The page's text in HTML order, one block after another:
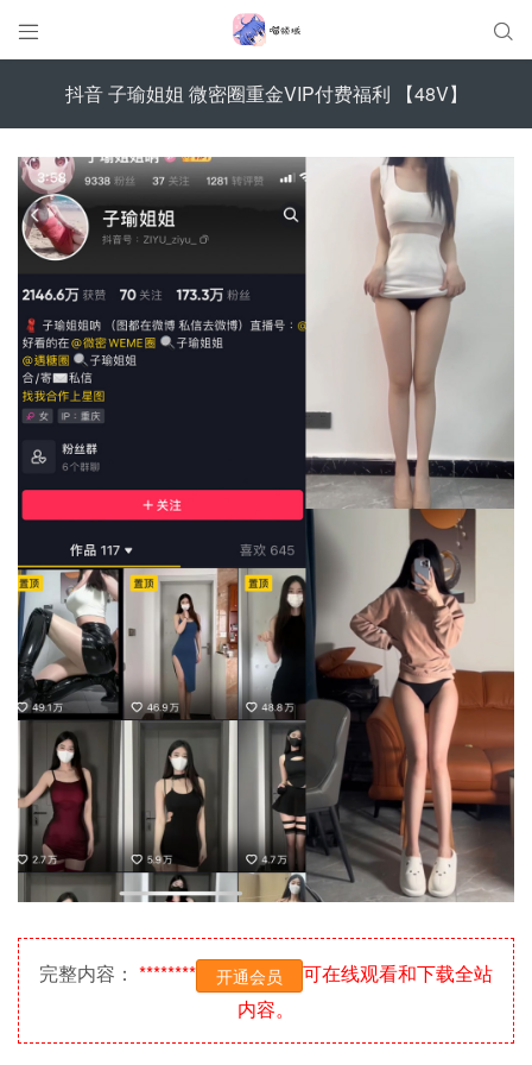
 
抖音 子瑜姐姐 微密圈重金VIP付费福利 【48V】
完整内容： ******** 开通会员
可在线观看和下载全站
内容。